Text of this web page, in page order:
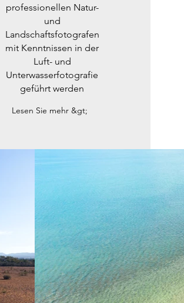
professionellen Natur-
und
Landschaftsfotografen
mit Kenntnissen in der
Luft- und
Unterwasserfotografie
geführt werden
Lesen Sie mehr &gt;